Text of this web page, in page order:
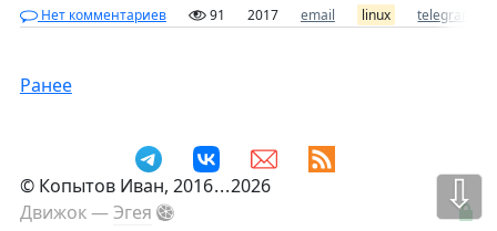
Нет комментариев 91 2017 email linux telegram
Ранее
© Копытов Иван, 2016...2026
Движок —Эгея ⇩